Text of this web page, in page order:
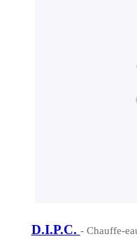
D.I.P.C. - Chauffe-